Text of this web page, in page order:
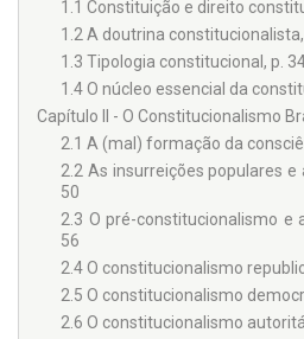
1.1 Constituição e direito
1.2 A doutrina
1.3 Tipologia constitucional, p.
1.4 O núcleo essencial da
Capítulo II - O Constitucionalismo
2.1 A (mal) formação da
2.2 As insurreições populares e
50
2.3 O pré-constitucionalismo e
56
2.4 O constitucionalismo
2.5 O constitucionalismo
2.6 O constitucionalismo